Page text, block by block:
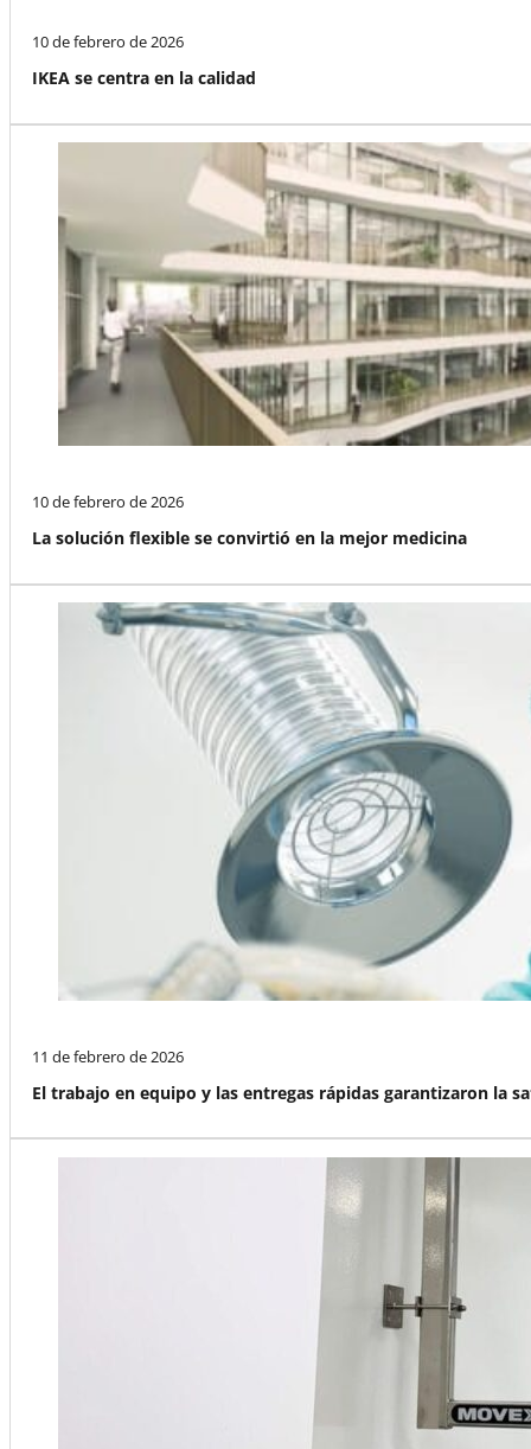
10 de febrero de 2026
IKEA se centra en la calidad
10 de febrero de 2026
La solución flexible se convirtió en la mejor medicina
11 de febrero de 2026
El trabajo en equipo y las entregas rápidas garantizaron la